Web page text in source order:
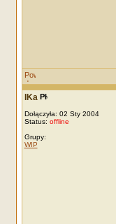
IKa
Dołączyła: 02 Sty 2004
Status: offline
Grupy:
WIP